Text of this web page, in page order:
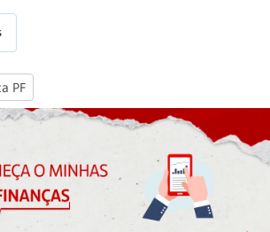
PF